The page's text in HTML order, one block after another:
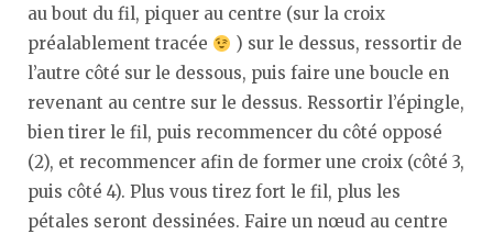
au bout du fil, piquer au centre (sur la croix
préalablement tracée
) sur le dessus, ressortir de
l’autre côté sur le dessous, puis faire une boucle en
revenant au centre sur le dessus. Ressortir l’épingle,
bien tirer le fil, puis recommencer du côté opposé
(2), et recommencer afin de former une croix (côté 3,
puis côté 4). Plus vous tirez fort le fil, plus les
pétales seront dessinées. Faire un nœud au centre